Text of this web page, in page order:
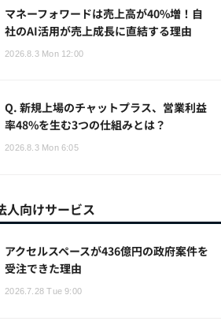
マネーフォワードは売上高が40%増！自
社のAI活用が売上成長に直結する理由
2026.8.3 Mon 12:00
Q. 新規上場のチャットプラス、営業利益
率48%を生む3つの仕組みとは？
2026.8.3 Mon 6:05
人向けサービス
アクセルスペースが436億円の政府案件を
受注できた理由
2026.7.28 Tue 9:00